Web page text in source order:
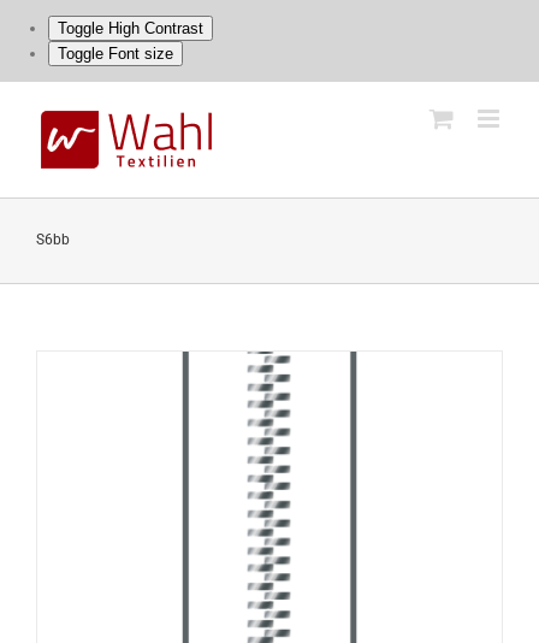
Toggle High Contrast
Toggle Font size
content
S6bb